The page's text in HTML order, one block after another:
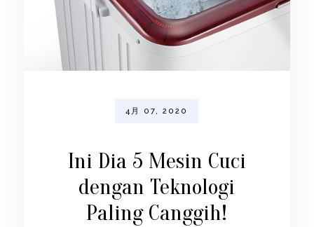
4月 07, 2020
Ini Dia 5 Mesin Cuci
dengan Teknologi
Paling Canggih!